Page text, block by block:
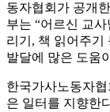
동자협회가 공개
부는 “어르신 교
리기, 책 읽어주기
발달에 많은 도움
한국가사노동자
은 일터를 지향한